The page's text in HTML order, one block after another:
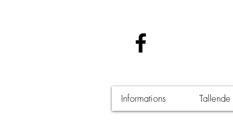
Informations Tallende